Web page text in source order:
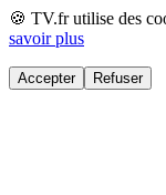
🍪 TV.fr utilise des
savoir plus
Accepter Refuser